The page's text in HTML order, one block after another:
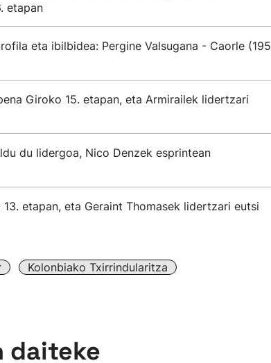
etapan
eta ibilbidea: Pergine Valsugana - Caorle (195
Giroko 15. etapan, eta Armirailek lidertzari
du lidergoa, Nico Denzek esprintean
etapan, eta Geraint Thomasek lidertzari eutsi
Kolonbiako Txirrindularitza
daiteke